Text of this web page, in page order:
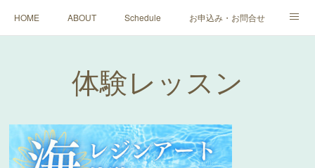
HOME ABOUT Schedule お申込み・お問合せ
水面レジンアート講座 Long beach board 3day Lesson
Interior Item instagram
体験レッスン